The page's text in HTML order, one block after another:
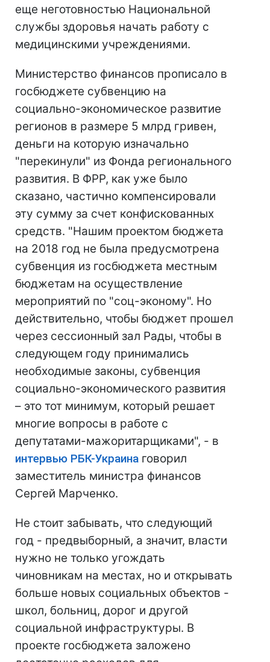
еще неготовностью Национальной
службы здоровья начать работу с
медицинскими учреждениями.
Министерство финансов прописало в
госбюджете субвенцию на
социально-экономическое развитие
регионов в размере 5 млрд гривен,
деньги на которую изначально
"перекинули" из Фонда регионального
развития. В ФРР, как уже было
сказано, частично компенсировали
эту сумму за счет конфискованных
средств. "Нашим проектом бюджета
на 2018 год не была предусмотрена
субвенция из госбюджета местным
бюджетам на осуществление
мероприятий по "соц-эконому". Но
действительно, чтобы бюджет прошел
через сессионный зал Рады, чтобы в
следующем году принимались
необходимые законы, субвенция
социально-экономического развития
– это тот минимум, который решает
многие вопросы в работе с
депутатами-мажоритарщиками", - в
интервью РБК-Украина говорил
заместитель министра финансов
Сергей Марченко.
Не стоит забывать, что следующий
год - предвыборный, а значит, власти
нужно не только угождать
чиновникам на местах, но и открывать
больше новых социальных объектов -
школ, больниц, дорог и другой
социальной инфраструктуры. В
проекте госбюджета заложено